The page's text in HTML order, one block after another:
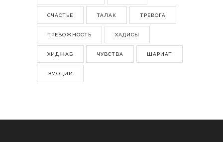
СЧАСТЬЕ ТАЛАК ТРЕВОГА
ТРЕВОЖНОСТЬ ХАДИСЫ
ХИДЖАБ ЧУВСТВА ШАРИАТ
ЭМОЦИИ